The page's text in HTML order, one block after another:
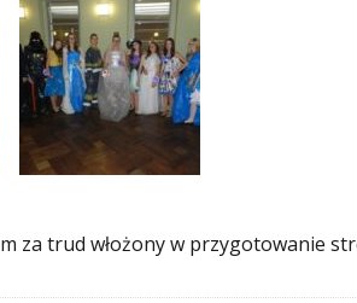
za trud włożony w przygotowanie